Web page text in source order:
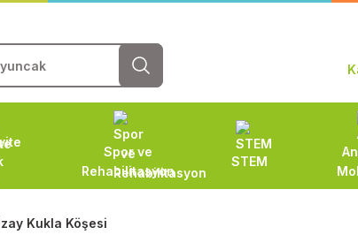
Spor ve
Rehabilitasyon
STEM
Kukla Köşesi